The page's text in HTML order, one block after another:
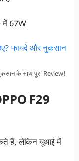
में 67W
के साथ पूरा Review!
F29
हैं, लेकिन यूआई में